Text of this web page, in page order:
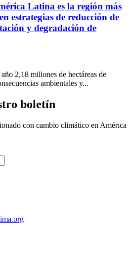
Latina es la región más
estrategias de reducción de
y degradación de
2,18 millones de hectáreas de
ambientales y...
boletín
con cambio climático en América